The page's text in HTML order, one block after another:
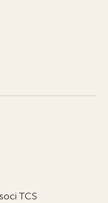
TCS